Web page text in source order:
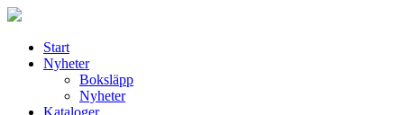
Start
Nyheter
Boksläpp
Nyheter
Kataloger